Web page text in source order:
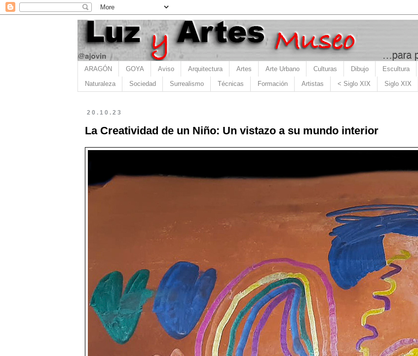
ARAGÓN GOYA Aviso Arquitectura Artes Arte Urbano Culturas Dibujo Escultura
Naturaleza Sociedad Surrealismo Técnicas Formación Artistas < Siglo XIX Siglo XIX
20.10.23
La Creatividad de un Niño: Un vistazo a su mundo interior